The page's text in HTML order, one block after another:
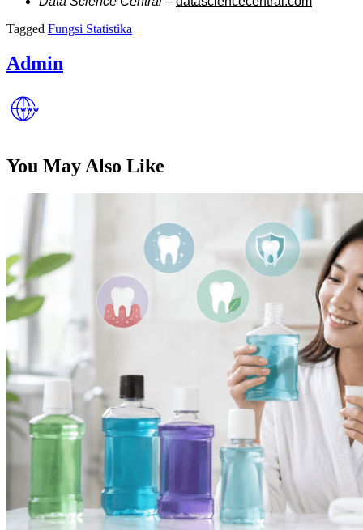
Tagged Fungsi Statistika
Admin
You May Also Like